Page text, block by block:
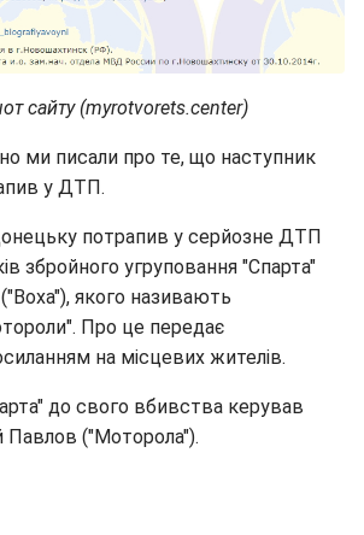
сайту (myrotvorets.center)
ми писали про те, що наступник
у ДТП.
потрапив у серйозне ДТП
збройного угруповання "Спарта"
якого називають
Про це передає
на місцевих жителів.
до свого вбивства керував
Павлов ("Моторола").